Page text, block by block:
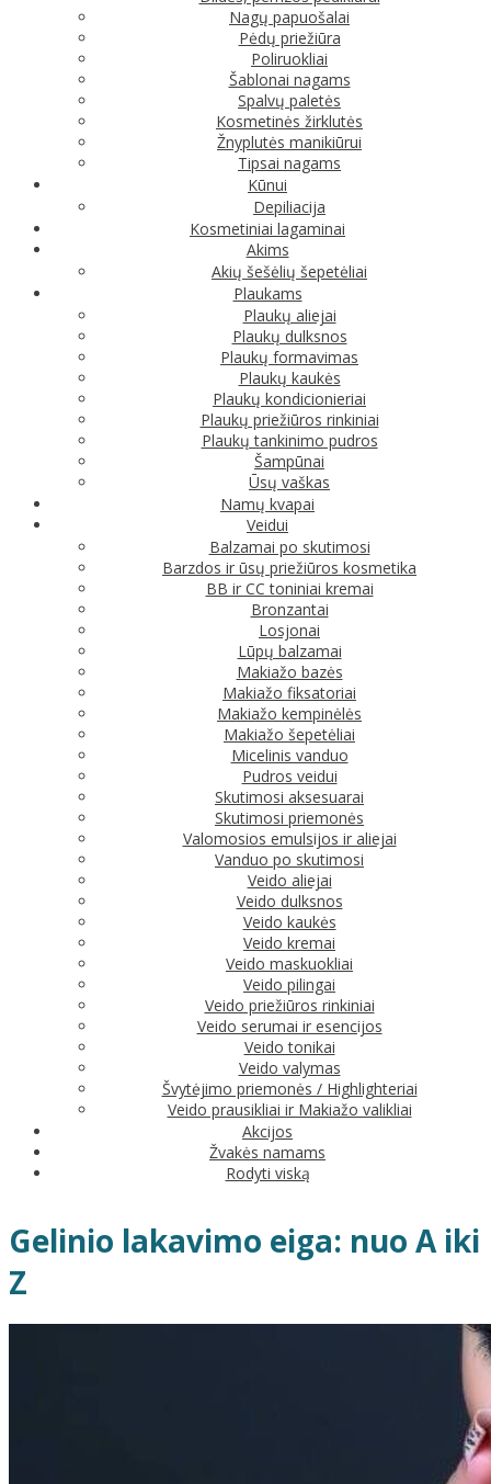
Nagų papuošalai
Pėdų priežiūra
Poliruokliai
Šablonai nagams
Spalvų paletės
Kosmetinės žirklutės
Žnyplutės manikiūrui
Tipsai nagams
Kūnui
Depiliacija
Kosmetiniai lagaminai
Akims
Akių šešėlių šepetėliai
Plaukams
Plaukų aliejai
Plaukų dulksnos
Plaukų formavimas
Plaukų kaukės
Plaukų kondicionieriai
Plaukų priežiūros rinkiniai
Plaukų tankinimo pudros
Šampūnai
Ūsų vaškas
Namų kvapai
Veidui
Balzamai po skutimosi
Barzdos ir ūsų priežiūros kosmetika
BB ir CC toniniai kremai
Bronzantai
Losjonai
Lūpų balzamai
Makiažo bazės
Makiažo fiksatoriai
Makiažo kempinėlės
Makiažo šepetėliai
Micelinis vanduo
Pudros veidui
Skutimosi aksesuarai
Skutimosi priemonės
Valomosios emulsijos ir aliejai
Vanduo po skutimosi
Veido aliejai
Veido dulksnos
Veido kaukės
Veido kremai
Veido maskuokliai
Veido pilingai
Veido priežiūros rinkiniai
Veido serumai ir esencijos
Veido tonikai
Veido valymas
Švytėjimo priemonės / Highlighteriai
Veido prausikliai ir Makiažo valikliai
Akcijos
Žvakės namams
Rodyti viską
Gelinio lakavimo eiga: nuo A iki
Z